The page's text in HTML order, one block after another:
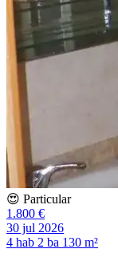
😍 Particular
1.800 €
30 jul 2026
4 hab 2 ba 130 m²